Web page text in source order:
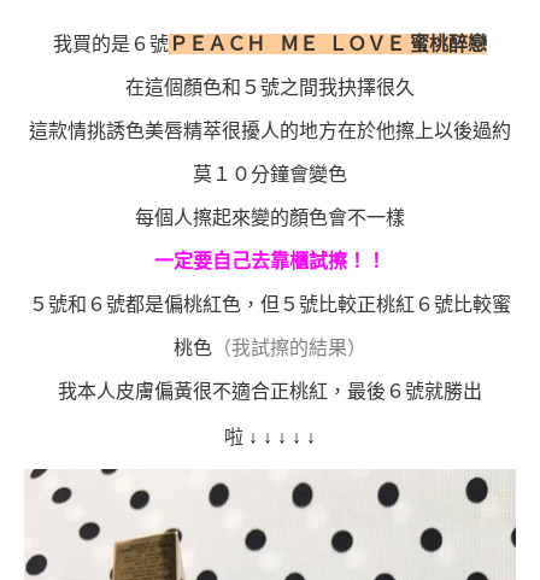
我買的是６號 ＰＥＡＣＨ ＭＥ ＬＯＶＥ 蜜桃醉戀
在這個顏色和５號之間我抉擇很久
這款情挑誘色美唇精萃很擾人的地方在於他擦上以後過約
莫１０分鐘會變色
每個人擦起來變的顏色會不一樣
一定要自己去靠櫃試擦！！
５號和６號都是偏桃紅色，但５號比較正桃紅６號比較蜜
桃色 （我試擦的結果）
我本人皮膚偏黃很不適合正桃紅，最後６號就勝出
啦 ↓ ↓ ↓ ↓ ↓